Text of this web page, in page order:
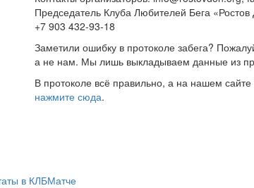
Председатель Клуба Любителей Бега
+7 903 432-93-18
Заметили ошибку в протоколе забега?
а не нам. Мы лишь выкладываем данные из
В протоколе всё правильно, а на нашем
нажмите сюда.
в КЛБМатче